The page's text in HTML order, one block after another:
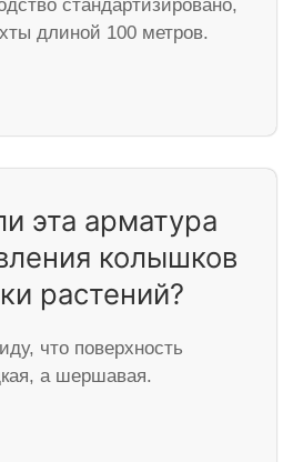
стандартизировано,
длиной 100 метров.
эта арматура
колышков
растений?
что поверхность
а шершавая.